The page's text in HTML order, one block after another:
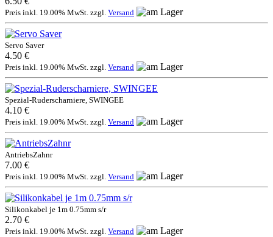
Preis inkl. 19.00% MwSt. zzgl. Versand
Servo Saver
4.50 €
Preis inkl. 19.00% MwSt. zzgl. Versand
Spezial-Ruderscharniere, SWINGEE
4.10 €
Preis inkl. 19.00% MwSt. zzgl. Versand
AntriebsZahnr
7.00 €
Preis inkl. 19.00% MwSt. zzgl. Versand
Silikonkabel je 1m 0.75mm s/r
2.70 €
Preis inkl. 19.00% MwSt. zzgl. Versand